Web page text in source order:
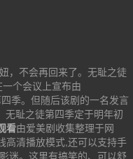
，不会再回来了。无耻之徒
个会议上宣布由
季。但随后该剧的一名发言
无耻之徒第四季定于明年初
看由爱美剧收集整理于网
高清播放模式,还可以支持手
迷。这里有搞笑的、可以舒